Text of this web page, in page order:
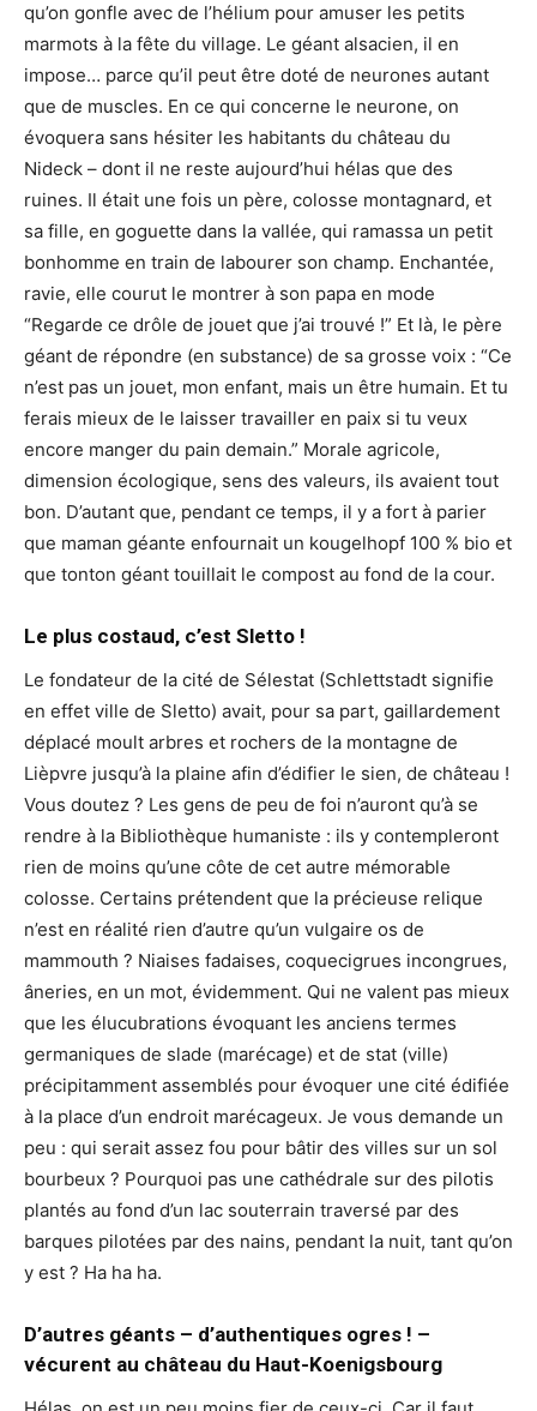
qu’on gonfle avec de l’hélium pour amuser les petits
marmots à la fête du village. Le géant alsacien, il en
impose… parce qu’il peut être doté de neurones autant
que de muscles. En ce qui concerne le neurone, on
évoquera sans hésiter les habitants du château du
Nideck – dont il ne reste aujourd’hui hélas que des
ruines. Il était une fois un père, colosse montagnard, et
sa fille, en goguette dans la vallée, qui ramassa un petit
bonhomme en train de labourer son champ. Enchantée,
ravie, elle courut le montrer à son papa en mode
“Regarde ce drôle de jouet que j’ai trouvé !” Et là, le père
géant de répondre (en substance) de sa grosse voix : “Ce
n’est pas un jouet, mon enfant, mais un être humain. Et tu
ferais mieux de le laisser travailler en paix si tu veux
encore manger du pain demain.” Morale agricole,
dimension écologique, sens des valeurs, ils avaient tout
bon. D’autant que, pendant ce temps, il y a fort à parier
que maman géante enfournait un kougelhopf 100 % bio et
que tonton géant touillait le compost au fond de la cour.
Le plus costaud, c’est Sletto !
Le fondateur de la cité de Sélestat (Schlettstadt signifie
en effet ville de Sletto) avait, pour sa part, gaillardement
déplacé moult arbres et rochers de la montagne de
Lièpvre jusqu’à la plaine afin d’édifier le sien, de château !
Vous doutez ? Les gens de peu de foi n’auront qu’à se
rendre à la Bibliothèque humaniste : ils y contempleront
rien de moins qu’une côte de cet autre mémorable
colosse. Certains prétendent que la précieuse relique
n’est en réalité rien d’autre qu’un vulgaire os de
mammouth ? Niaises fadaises, coquecigrues incongrues,
âneries, en un mot, évidemment. Qui ne valent pas mieux
que les élucubrations évoquant les anciens termes
germaniques de slade (marécage) et de stat (ville)
précipitamment assemblés pour évoquer une cité édifiée
à la place d’un endroit marécageux. Je vous demande un
peu : qui serait assez fou pour bâtir des villes sur un sol
bourbeux ? Pourquoi pas une cathédrale sur des pilotis
plantés au fond d’un lac souterrain traversé par des
barques pilotées par des nains, pendant la nuit, tant qu’on
y est ? Ha ha ha.
D’autres géants – d’authentiques ogres ! –
vécurent au château du Haut-Koenigsbourg